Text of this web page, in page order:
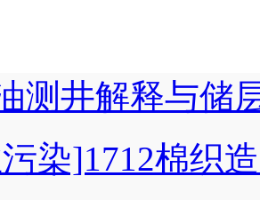
测井解释与储
染]1712棉织